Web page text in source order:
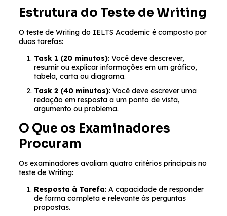
Estrutura do Teste de Writing
O teste de Writing do IELTS Academic é composto por
duas tarefas:
Task 1 (20 minutos): Você deve descrever,
resumir ou explicar informações em um gráfico,
tabela, carta ou diagrama.
Task 2 (40 minutos): Você deve escrever uma
redação em resposta a um ponto de vista,
argumento ou problema.
O Que os Examinadores
Procuram
Os examinadores avaliam quatro critérios principais no
teste de Writing:
Resposta à Tarefa: A capacidade de responder
de forma completa e relevante às perguntas
propostas.